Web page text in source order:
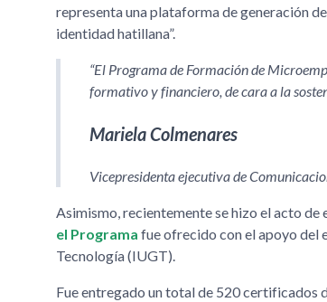
representa una plataforma de generación
identidad hatillana .
El Programa de Formación de
formativo y financiero, de cara a la
Mariela Colmenares
Vicepresidenta ejecutiva de
Asimismo, recientemente se hizo el acto de
el Programa fue ofrecido con el apoyo del
Tecnología (IUGT).
Fue entregado un total de 520 certificados